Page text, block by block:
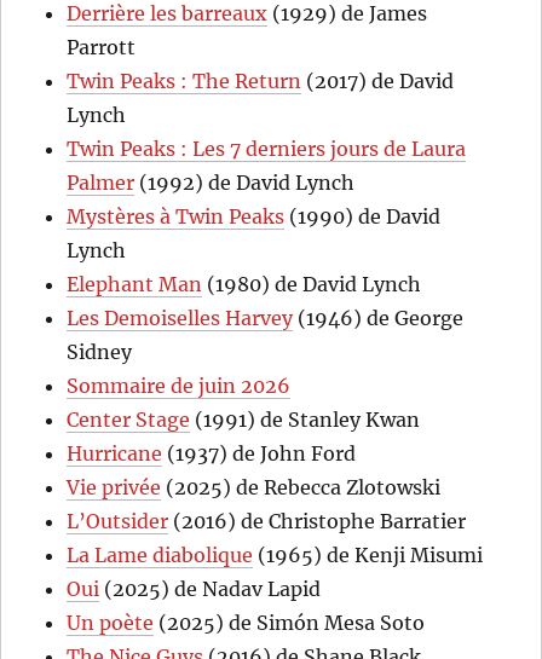
Derrière les barreaux (1929) de James
Parrott
Twin Peaks : The Return (2017) de David
Lynch
Twin Peaks : Les 7 derniers jours de Laura
Palmer (1992) de David Lynch
Mystères à Twin Peaks (1990) de David
Lynch
Elephant Man (1980) de David Lynch
Les Demoiselles Harvey(1946) de George
Sidney
Sommaire de juin 2026
Center Stage (1991) de Stanley Kwan
Hurricane (1937) de John Ford
Vie privée (2025) de Rebecca Zlotowski
L’Outsider (2016) de Christophe Barratier
La Lame diabolique (1965) de Kenji Misumi
Oui (2025) de Nadav Lapid
Un poète (2025) de Simón Mesa Soto